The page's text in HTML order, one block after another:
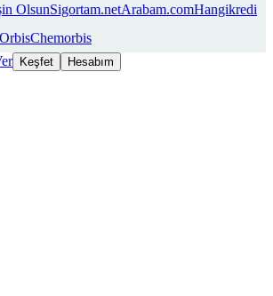
OlsunSigortam.netArabam.comHangikredi
Chemorbis
Keşfet Hesabım